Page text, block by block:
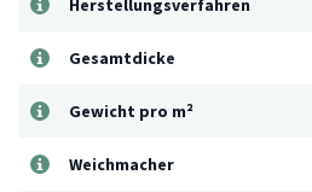
Herstellungsverfahren
Gesamtdicke
Gewicht pro m²
Weichmacher